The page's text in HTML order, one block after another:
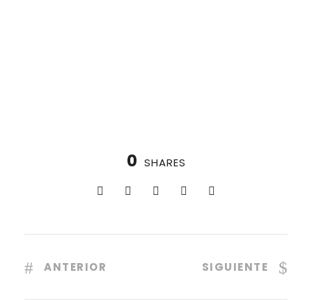
0 SHARES
ANTERIOR SIGUIENTE